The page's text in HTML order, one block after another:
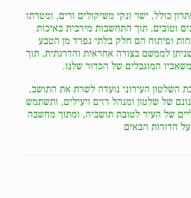
כולל, ישר ונקי משיקולים זרים, ומטרתו
וטובים, תוך התחשבות מירבית באיכות
ופיתוח הם חלק בלתי נפרד מן הטבע
לממשם בצורה אחראית והדרגתית, תוך
המוגבלים של הכדור שלנו.
השלטון העירוני נועדה לשרת את התושב,
של שלטון ומנהל רזים ויעילים, ותשתמש
של העיר לטובת תושביה, ומתוך מחשבה
על הדורות הבאים